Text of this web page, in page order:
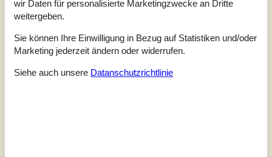
Allgemein:
Ett väldigt fint och fräsch hus. Köket hade i princip allt vi
Sängarna upplevdes tyvärr som hårda av flera i sällskapet och
sömnen blev väldigt störd för en i sällskapet. Trädgården är
till barnen.
wir Daten für personalisierte Marketingzwecke an Dritte
weitergeben.
Sie können Ihre Einwilligung in Bezug auf Statistiken und/oder
Marketing jederzeit ändern oder widerrufen.
Siehe auch unsere Datanschutzrichtlinie